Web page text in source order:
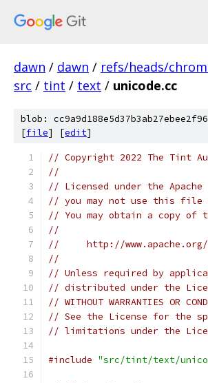
dawn / dawn / refs/heads/
src / tint / text / unicode.cc
blob:
[file] [edit]
// Copyright 2022 The Tint
//
// Licensed under the
// you may not use this file
// You may obtain a copy of
//
//     http://www.apache.org/
//
// Unless required by
// distributed under the
// WITHOUT WARRANTIES OR
// See the License for the
// limitations under the
#include "src/tint/text/